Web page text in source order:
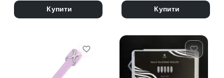
Купити Купити